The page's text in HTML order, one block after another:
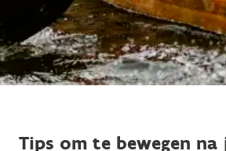
Tips om te bewegen na